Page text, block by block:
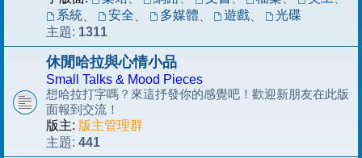
系統、 安全 多媒體 遊戲
光碟
主題: 1311
休閒哈拉與心情小品
Small Talks & Mood Pieces
想哈拉打字嗎？來這抒發你的感覺吧！歡迎新朋友在此版
面報到交流！
版主: 版主管理群
主題: 441